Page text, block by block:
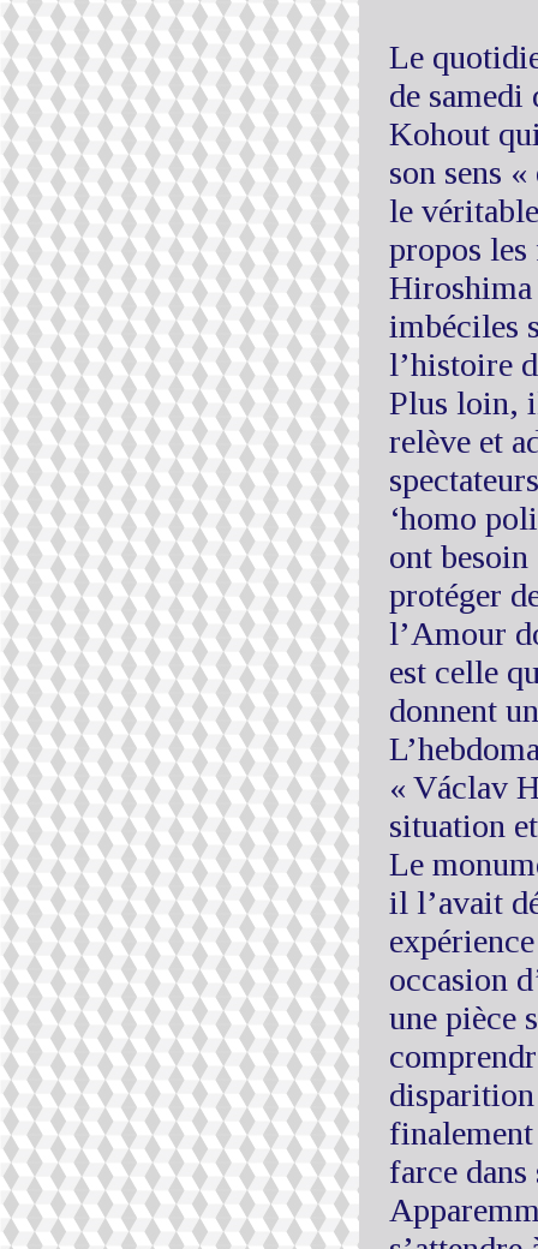
Le
de
Kohout
son sens
le
propos les
Hiroshima
imbéciles
l’histoire
Plus loin,
relève et
‘homo
ont besoin
protéger
l’Amour
est celle
donnent
« Václav
situation
Le
il l’avait
occasion
une pièce
disparition
finalement
farce